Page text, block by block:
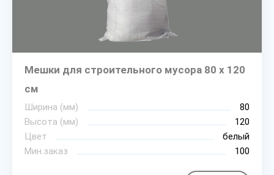
Мешки для строительного мусора 80 х 120
см
Ширина (мм)
80
Высота (мм)
120
Цвет
белый
Мин.заказ
100